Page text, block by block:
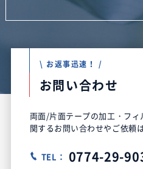
\ お返事迅速！ /
お問い合わせ
両面/片面テープの加工・フ
関するお問い合わせやご依頼
TEL： 0774-29-